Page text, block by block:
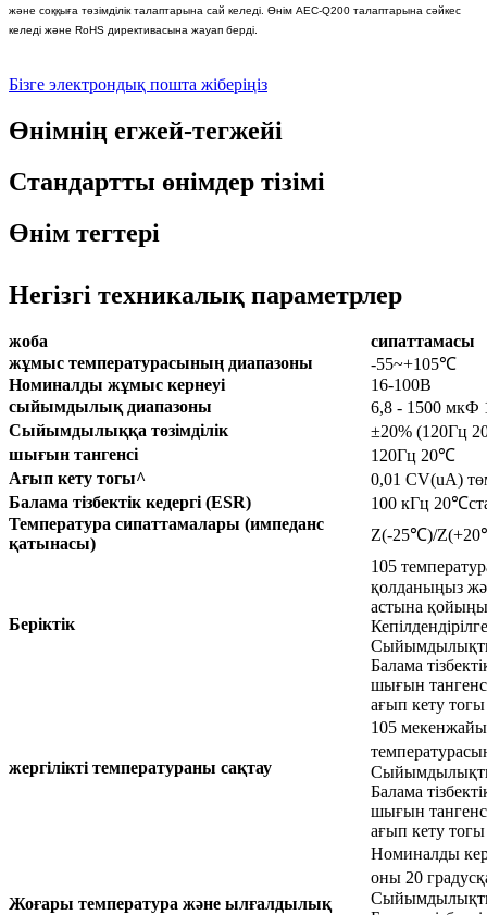
және соққыға төзімділік талаптарына сай келеді. Өнім AEC-Q200 талаптарына сәйкес
келеді және RoHS директивасына жауап берді.
Бізге электрондық пошта жіберіңіз
Өнімнің егжей-тегжейі
Стандартты өнімдер тізімі
Өнім тегтері
Негізгі техникалық параметрлер
жоба
сипаттамасы
жұмыс температурасының диапазоны
-55~+105℃
Номиналды жұмыс кернеуі
16-100В
сыйымдылық диапазоны
6,8 - 1500 мкФ
Сыйымдылыққа төзімділік
±20% (120Гц
шығын тангенсі
120Гц 20℃
Ағып кету тогы^
0,01 CV(uA)
Балама тізбектік кедергі (ESR)
100 кГц 20℃
Температура сипаттамалары (импеданс
қатынасы)
Z(-25℃)/Z(+20
Беріктік
105
қолданыңыз
астына
Балама
шығын
жергілікті температураны сақтау
ағып кету тогы
105
Балама
шығын
ағып кету тогы
Жоғары температура және ылғалдылық
Номиналды
оны 20